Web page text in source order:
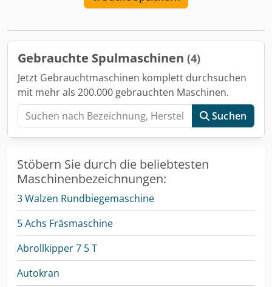
Gebrauchte Spulmaschinen (4)
Jetzt Gebrauchtmaschinen komplett durchsuchen
mit mehr als 200.000 gebrauchten Maschinen.
Suchen
Stöbern Sie durch die beliebtesten
Maschinenbezeichnungen:
3 Walzen Rundbiegemaschine
5 Achs Fräsmaschine
Abrollkipper 7 5 T
Autokran